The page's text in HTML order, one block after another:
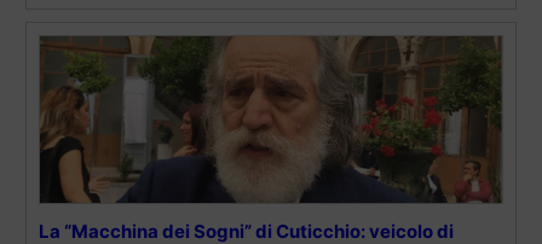
La “Macchina dei Sogni” di Cuticchio: veicolo di